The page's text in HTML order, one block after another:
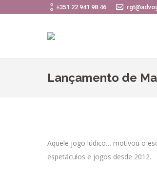
+351 22 941 98 46
Lançamento de
Aquele jogo lúdico… motivou o
espetáculos e jogos desde 2012.